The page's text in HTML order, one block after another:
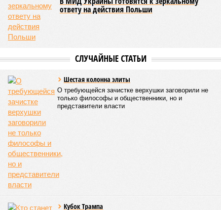
предпосылки для развития рака». То есть получается, что,
какие бы антивозрастные процедуры вы ни проводили, как
бы ни пытались замедлить старение, устраняя его
причины, всё равно ничего не выйдет – мутации возьмут
Цифры
По данным за 2025 год, лидером по средней
продолжительности жизни из всех стран стало
Княжество Монако. В общем-то, неудивительно с
учётом богатства и благополучия этого крохотного
клочка суши. Но второе место удивляет – оно,
оказывается, за Гонконгом. Если в Монако
большинство доживают до 87 лет, то в Гонконге – до
85 с копейками. «Бронза» за Японией – почти 85 лет.
Далее следуют Южная Корея, Швейцария и Австралия.
Средняя продолжительность жизни в России – 74,2
Владимир Путин поставил задачу, чтобы к 2030 году